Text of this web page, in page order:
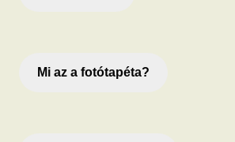
Mi az a fotótapéta?